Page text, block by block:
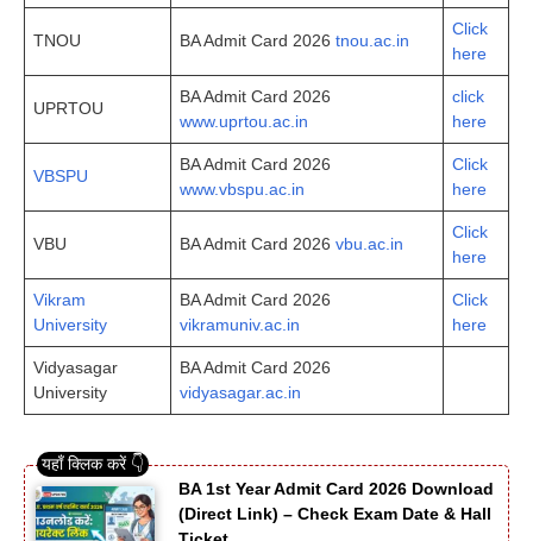
TNOU BA Admit Card 2026 tnou.ac.in
Click
here
UPRTOU
BA Admit Card 2026
www.uprtou.ac.in
click
here
VBSPU
BA Admit Card 2026
www.vbspu.ac.in
Click
here
VBU BA Admit Card 2026 vbu.ac.in
Click
here
Vikram
University
BA Admit Card 2026
vikramuniv.ac.in
Click
here
Vidyasagar
University
BA Admit Card 2026
vidyasagar.ac.in
BA 1st Year Admit Card 2026 Download
(Direct Link) – Check Exam Date & Hall